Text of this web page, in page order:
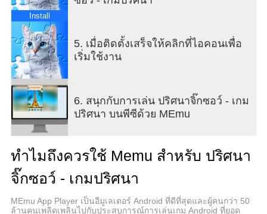
จิ๊กซอว์บนอุปกรณ์ของคุณนั้นมีความท้าทายเหมือน
เกมจริง! นอกจากนี้แล้วแอปจิ๊กซอว์ยังพกพาได้ ไม่
ทำให้เกิดการสูญหายชิ้นส่วนใดๆ และรวมเกมปริศนา
ที่หลากหลายมากมายเอาไว้ด้วยกัน ฟีเจอร์เหล่านี้
ทั้งหมดทำให้แอปจิ๊กซอว์นั้นน่าดึงดูดใจเหมือนจิ๊กซอว์
ของจริง
ปริศนาจิ๊กซอว์ประจำวันสำหรับผู้ใหญ่ ซึ่งเป็นเกมที่ช่วย
ลดความเครียดและผ่อนคลาย ให้คุณได้พักเหนื่อยและ
หลีกหนีจากความจำเจ
ค้นพบโลกหลากสีสันของจิ๊กซอว์ฟรี:
· รูปภาพคุณภาพสูงอันสวยงามฟรีจำนวนมาก เลือก
จากหมวดหมู่อันหลากหลาย เช่น สี ดอกไม้ ธรรมชาติ
สัตว์ ศิลปะ สถานที่สำคัญ และอื่น ๆ
Install
5. เมื่อติดตั้งเสร็จให้คลิกที่ไอคอนเพื่อ
เริ่มใช้งาน
6. สนุกกับการเล่น ปริศนาจิ๊กซอว์ - เกม
ปริศนา บนพีซีด้วย MEmu
ทำไมถึงควรใช้ Memu สำหรับ ปริศนา
จิ๊กซอว์ - เกมปริศนา
MEmu App Player เป็นอีมูเลเตอร์ Android ที่ดีที่สุดและผู้คนกว่า 50
ล้านคนเพลิดเพลินไปกับประสบการณ์การเล่นเกม Android ที่ยอด